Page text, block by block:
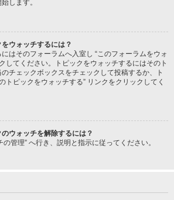
します。
ウォッチするには？
はそのフォーラムへ入室し “このフォーラムをウォ
してください。トピックをウォッチするにはそのト
チェックボックスをチェックして投稿するか、ト
トピックをウォッチする” リンクをクリックしてく
ウォッチを解除するには？
管理” へ行き、説明と指示に従ってください。